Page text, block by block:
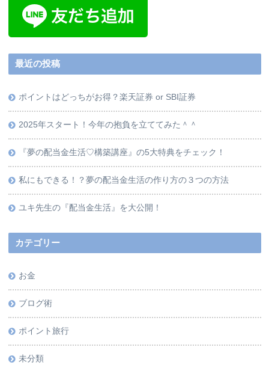
最近の投稿
ポイントはどっちがお得？楽天証券 or SBI証券
2025年スタート！今年の抱負を立ててみた＾＾
『夢の配当金生活♡構築講座』の5大特典をチェック！
私にもできる！？夢の配当金生活の作り方の３つの方法
ユキ先生の『配当金生活』を大公開！
カテゴリー
お金
ブログ術
ポイント旅行
未分類